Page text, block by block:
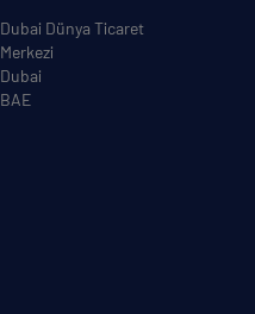
Dubai Dünya Ticaret
Merkezi
Dubai
BAE